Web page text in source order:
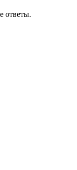
ответы.